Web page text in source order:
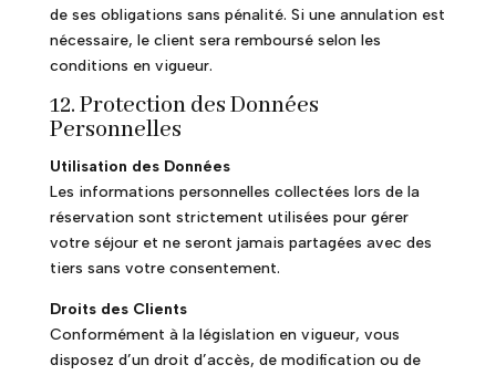
de ses obligations sans pénalité. Si une annulation est
nécessaire, le client sera remboursé selon les
conditions en vigueur.
12. Protection des Données
Personnelles
Utilisation des Données
Les informations personnelles collectées lors de la
réservation sont strictement utilisées pour gérer
votre séjour et ne seront jamais partagées avec des
tiers sans votre consentement.
Droits des Clients
Conformément à la législation en vigueur, vous
disposez d’un droit d’accès, de modification ou de